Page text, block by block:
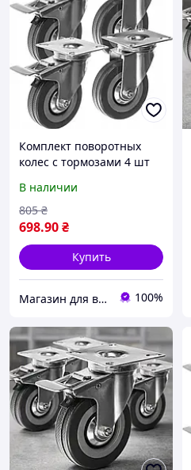
Комплект поворотных
колес с тормозами 4 шт
В наличии
698.90₴
805 ₴
Купить
Магазин для взрослых 100%